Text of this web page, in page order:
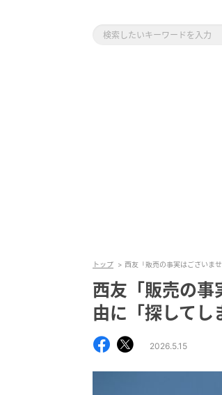
トップ 西友「販売の事実はございま
西友「販売の事
由に「探してし
2026.5.15